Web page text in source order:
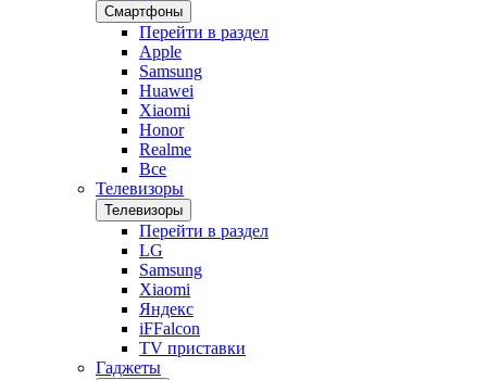
Смартфоны
Перейти в раздел
Apple
Samsung
Huawei
Xiaomi
Honor
Realme
Все
Телевизоры
Телевизоры
Перейти в раздел
LG
Samsung
Xiaomi
Яндекс
iFFalcon
TV приставки
Гаджеты